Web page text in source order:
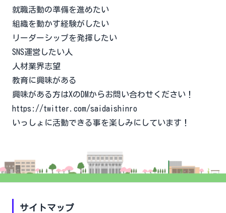
就職活動の準備を進めたい
組織を動かす経験がしたい
リーダーシップを発揮したい
SNS運営したい人
人材業界志望
教育に興味がある
興味がある方はXのDMからお問い合わせください！
https://twitter.com/saidaishinro
いっしょに活動できる事を楽しみにしています！
サイトマップ